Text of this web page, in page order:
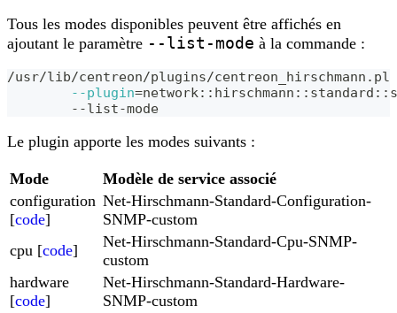
Tous les modes disponibles peuvent être affichés en
ajoutant le paramètre --list-mode à la commande :
/usr/lib/centreon/plugins/centreon_hirschmann.pl
--plugin=
	--list-mode
Le plugin apporte les modes suivants :
Mode
Modèle de service associé
configuration
[code]
Net-Hirschmann-Standard-Configuration-
SNMP-custom
cpu [code]
Net-Hirschmann-Standard-Cpu-SNMP-
custom
hardware
[code]
Net-Hirschmann-Standard-Hardware-
SNMP-custom